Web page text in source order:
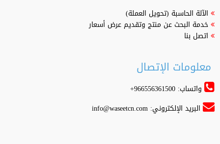
الآلة الحاسبة (تحويل العملة)
خدمة البحث عن منتج وتقديم عرض أسعار
اتصل بنا
معلومات الإتصال
واتساب: 966556361500+
البريد الإلكتروني:info@waseetcn.com